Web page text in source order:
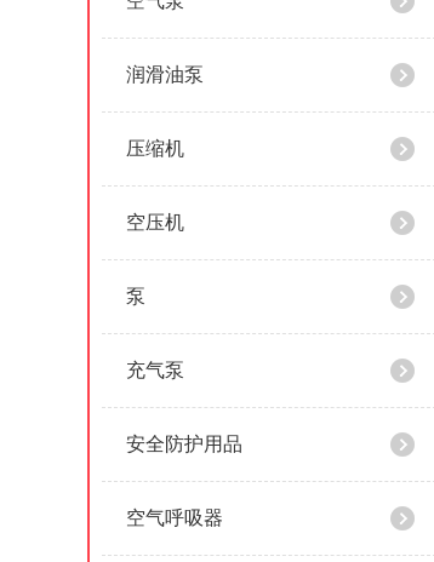
润滑油泵
压缩机
空压机
泵
充气泵
安全防护用品
空气呼吸器